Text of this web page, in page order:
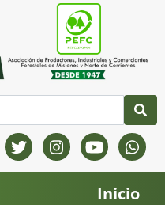
Inicio